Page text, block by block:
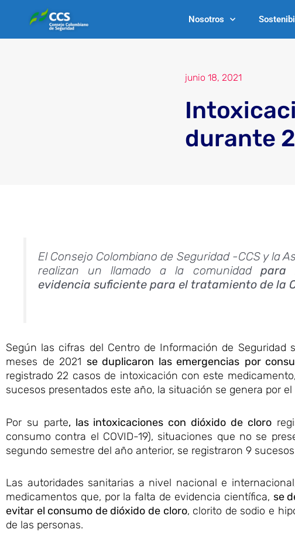
Nosotros
junio 18, 2021
durante
El Consejo Colombiano de Seguridad -CCS y la
realizan un llamado a la comunidad para
evidencia suficiente para el tratamiento de la
Según las cifras del Centro de Información de Seguridad
meses de 2021 se duplicaron las emergencias por
registrado 22 casos de intoxicación con este
sucesos presentados este año, la situación se genera por
Por su parte, las intoxicaciones con dióxido de cloro
consumo contra el COVID-19), situaciones que no se
segundo semestre del año anterior, se registraron 9
Las autoridades sanitarias a nivel nacional e
medicamentos que, por la falta de evidencia científica, se
evitar el consumo de dióxido de cloro, clorito de sodio e
de las personas.